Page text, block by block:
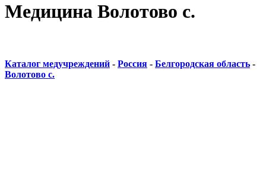
Медицина Волотово с.
Каталог медучреждений - Россия - Белгородская область -
Волотово с.